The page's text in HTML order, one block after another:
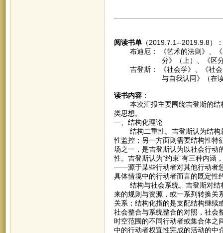
阅读书单（2019.7.1--2019.9.8）：
布迪厄： 《艺术的法则》、《
分》（上）、《区分》（
吉登斯： 《社会学》、《社会
与自我认同》（在读
读书内容：
本次汇报主要围绕吉登斯的结构
类思想。
一、结构化理论
结构二重性。吉登斯认为结构总
性监控；另一方面则需要结构性特
场之一，是吉登斯认为以社会行动
性。吉登斯认为“约束”有三种内
——源于某些行动者对其他行动者
具体情境中的行动者而言的既定性
结构与社会系统。吉登斯对结构
来的规则与资源，或一系列转换关
关系；结构化指的是支配结构继续
社会整合与系统整合的对照，社会
时空范围的不同行动者或集合体之
中的行动者权宜性完成的活动的中